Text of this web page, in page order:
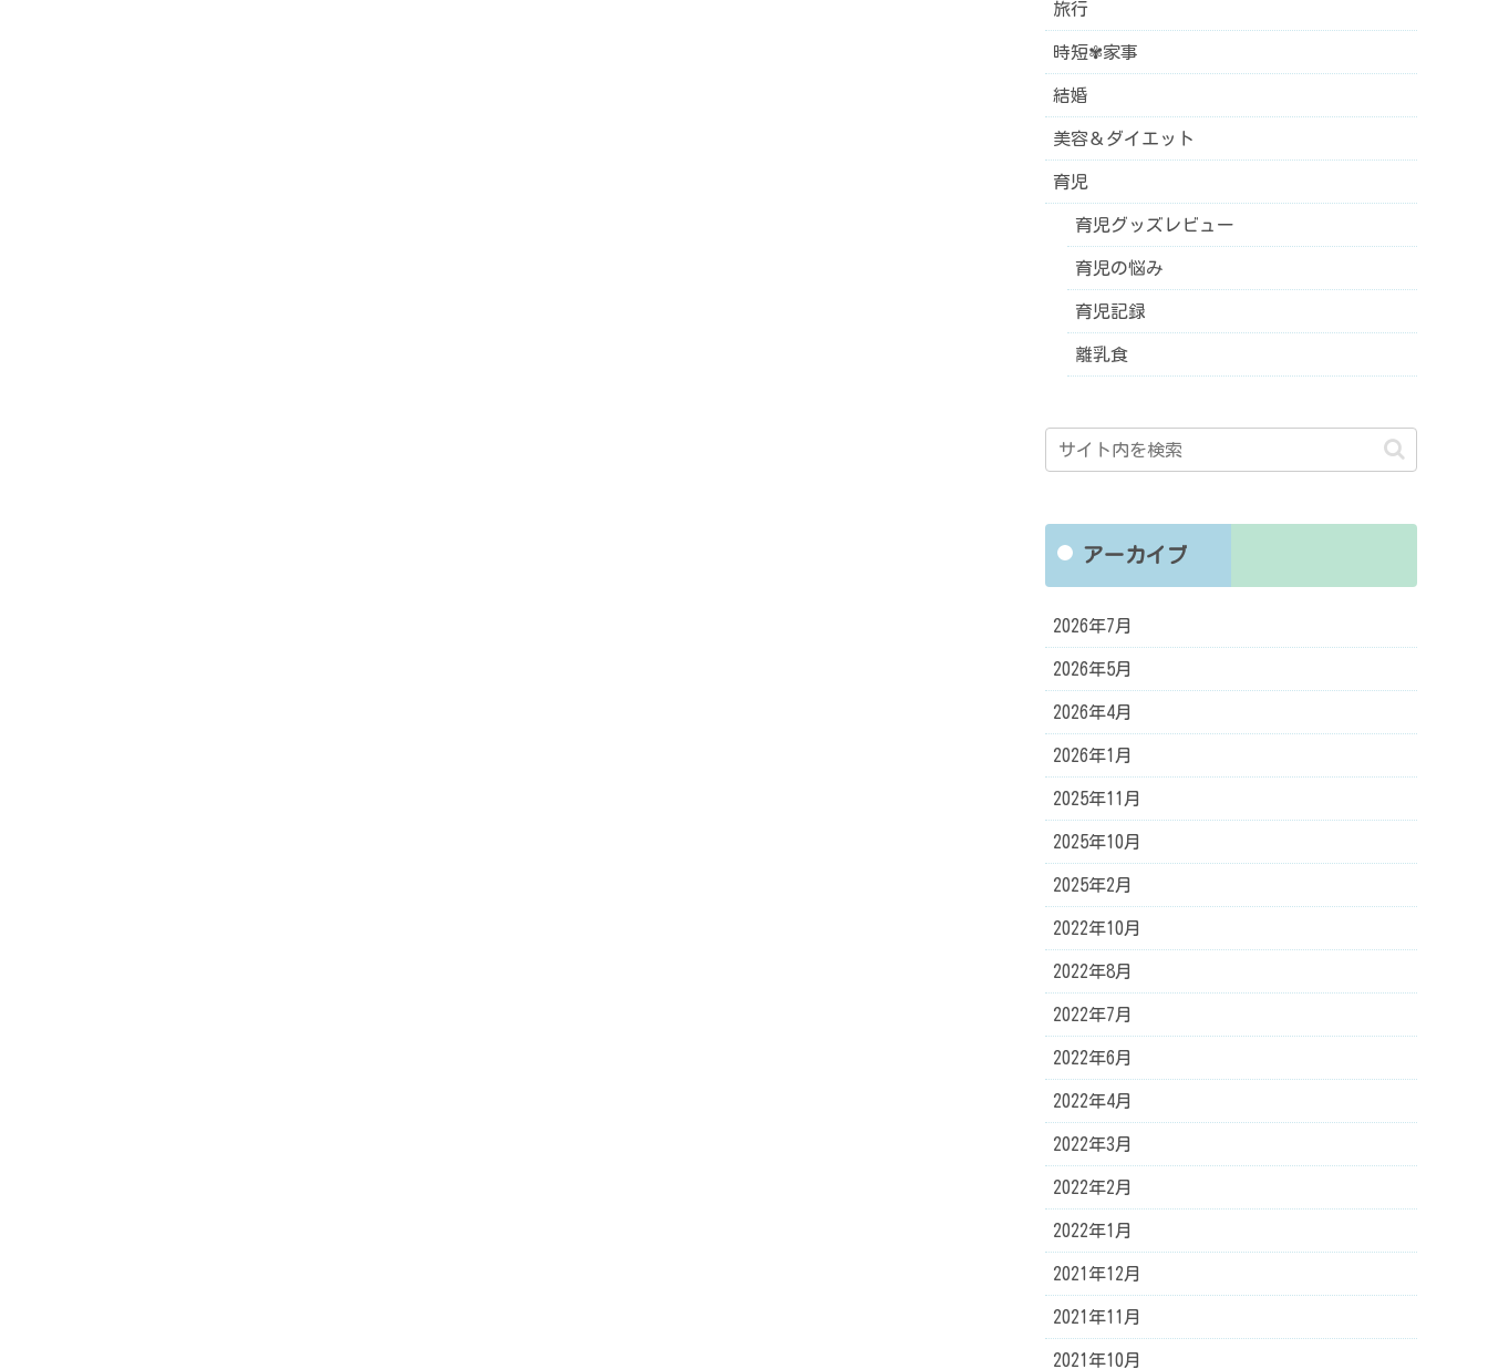
旅行
時短✾家事
結婚
美容＆ダイエット
育児
育児グッズレビュー
育児の悩み
育児記録
離乳食
アーカイブ
2026年7月
2026年5月
2026年4月
2026年1月
2025年11月
2025年10月
2025年2月
2022年10月
2022年8月
2022年7月
2022年6月
2022年4月
2022年3月
2022年2月
2022年1月
2021年12月
2021年11月
2021年10月